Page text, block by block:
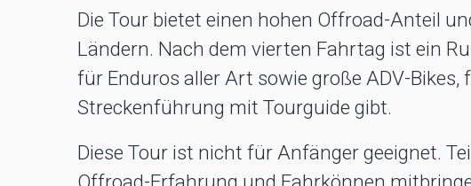
Die Tour bietet einen hohen Offroad-Anteil
Ländern. Nach dem vierten Fahrtag ist ein
für Enduros aller Art sowie große ADV-Bikes,
Streckenführung mit Tourguide gibt.
Diese Tour ist nicht für Anfänger geeignet.